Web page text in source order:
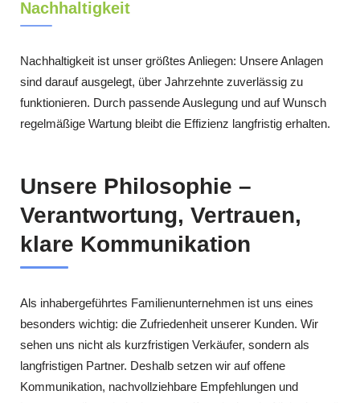
Unsere Philosophie –
Verantwortung, Vertrauen,
klare Kommunikation
Als inhabergeführtes Familienunternehmen ist uns eines
besonders wichtig: die Zufriedenheit unserer Kunden. Wir
sehen uns nicht als kurzfristigen Verkäufer, sondern als
langfristigen Partner. Deshalb setzen wir auf offene
Kommunikation, nachvollziehbare Empfehlungen und
Nachhaltigkeit
Nachhaltigkeit ist unser größtes Anliegen: Unsere Anlagen
sind darauf ausgelegt, über Jahrzehnte zuverlässig zu
funktionieren. Durch passende Auslegung und auf Wunsch
regelmäßige Wartung bleibt die Effizienz langfristig erhalten.